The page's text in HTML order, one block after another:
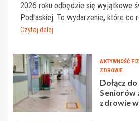
2026 roku odbędzie się wyjątkowe
Podlaskiej. To wydarzenie, które co
Czytaj dalej
AKTYWNOŚĆ
ZDROWIE
Dołącz
Seniorów
zdrowie w